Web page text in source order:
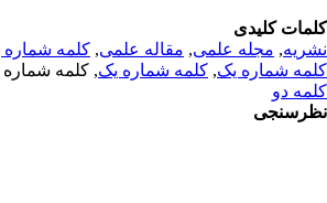
کلیدی
,مجله علمی, مقاله علمی, کلمه شماره
شماره یک,کلمه شماره یک, کلمه شماره
دو